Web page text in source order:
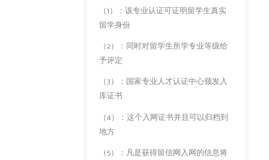
（1）：该专业认证可证明留学生真实
留学身份
（2）：同时对留学生所学专业等级给
予评定
（3）：国家专业人才认证中心颁发入
库证书
（4）：这个入网证书并且可以归档到
地方
（5）：凡是获得留信网入网的信息将